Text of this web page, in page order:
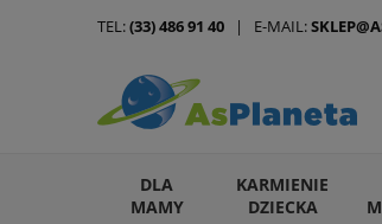
DLA
MAMY
KARMIENIE
DZIECKA
TEL:(33) 486 91 40 | E-MAIL: